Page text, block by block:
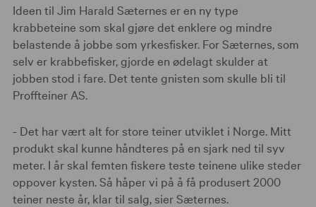
Ideen til Jim Harald Sæternes er en ny type
krabbeteine som skal gjøre det enklere og mindre
belastende å jobbe som yrkesfisker. For Sæternes, som
selv er krabbefisker, gjorde en ødelagt skulder at
jobben stod i fare. Det tente gnisten som skulle bli til
Proffteiner AS.
- Det har vært alt for store teiner utviklet i Norge. Mitt
produkt skal kunne håndteres på en sjark ned til syv
meter. I år skal femten fiskere teste teinene ulike steder
oppover kysten. Så håper vi på å få produsert 2000
teiner neste år, klar til salg, sier Sæternes.